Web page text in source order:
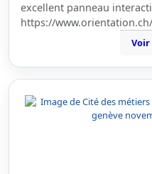
excellent panneau
https://